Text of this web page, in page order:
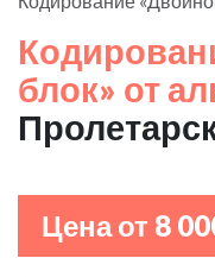
блок» от
Цена от 8